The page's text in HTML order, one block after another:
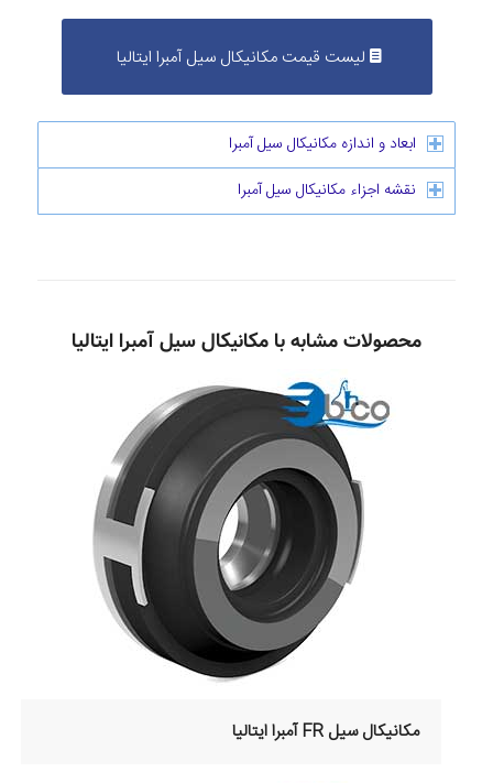
لیست قیمت مکانیکال سیل آمبرا ایتالیا
ابعاد و اندازه مکانیکال سیل آمبرا
نقشه اجزاء مکانیکال سیل آمبرا
محصولات مشابه با مکانیکال سیل آمبرا ایتالیا
مکانیکال سیل FR آمبرا ایتالیا